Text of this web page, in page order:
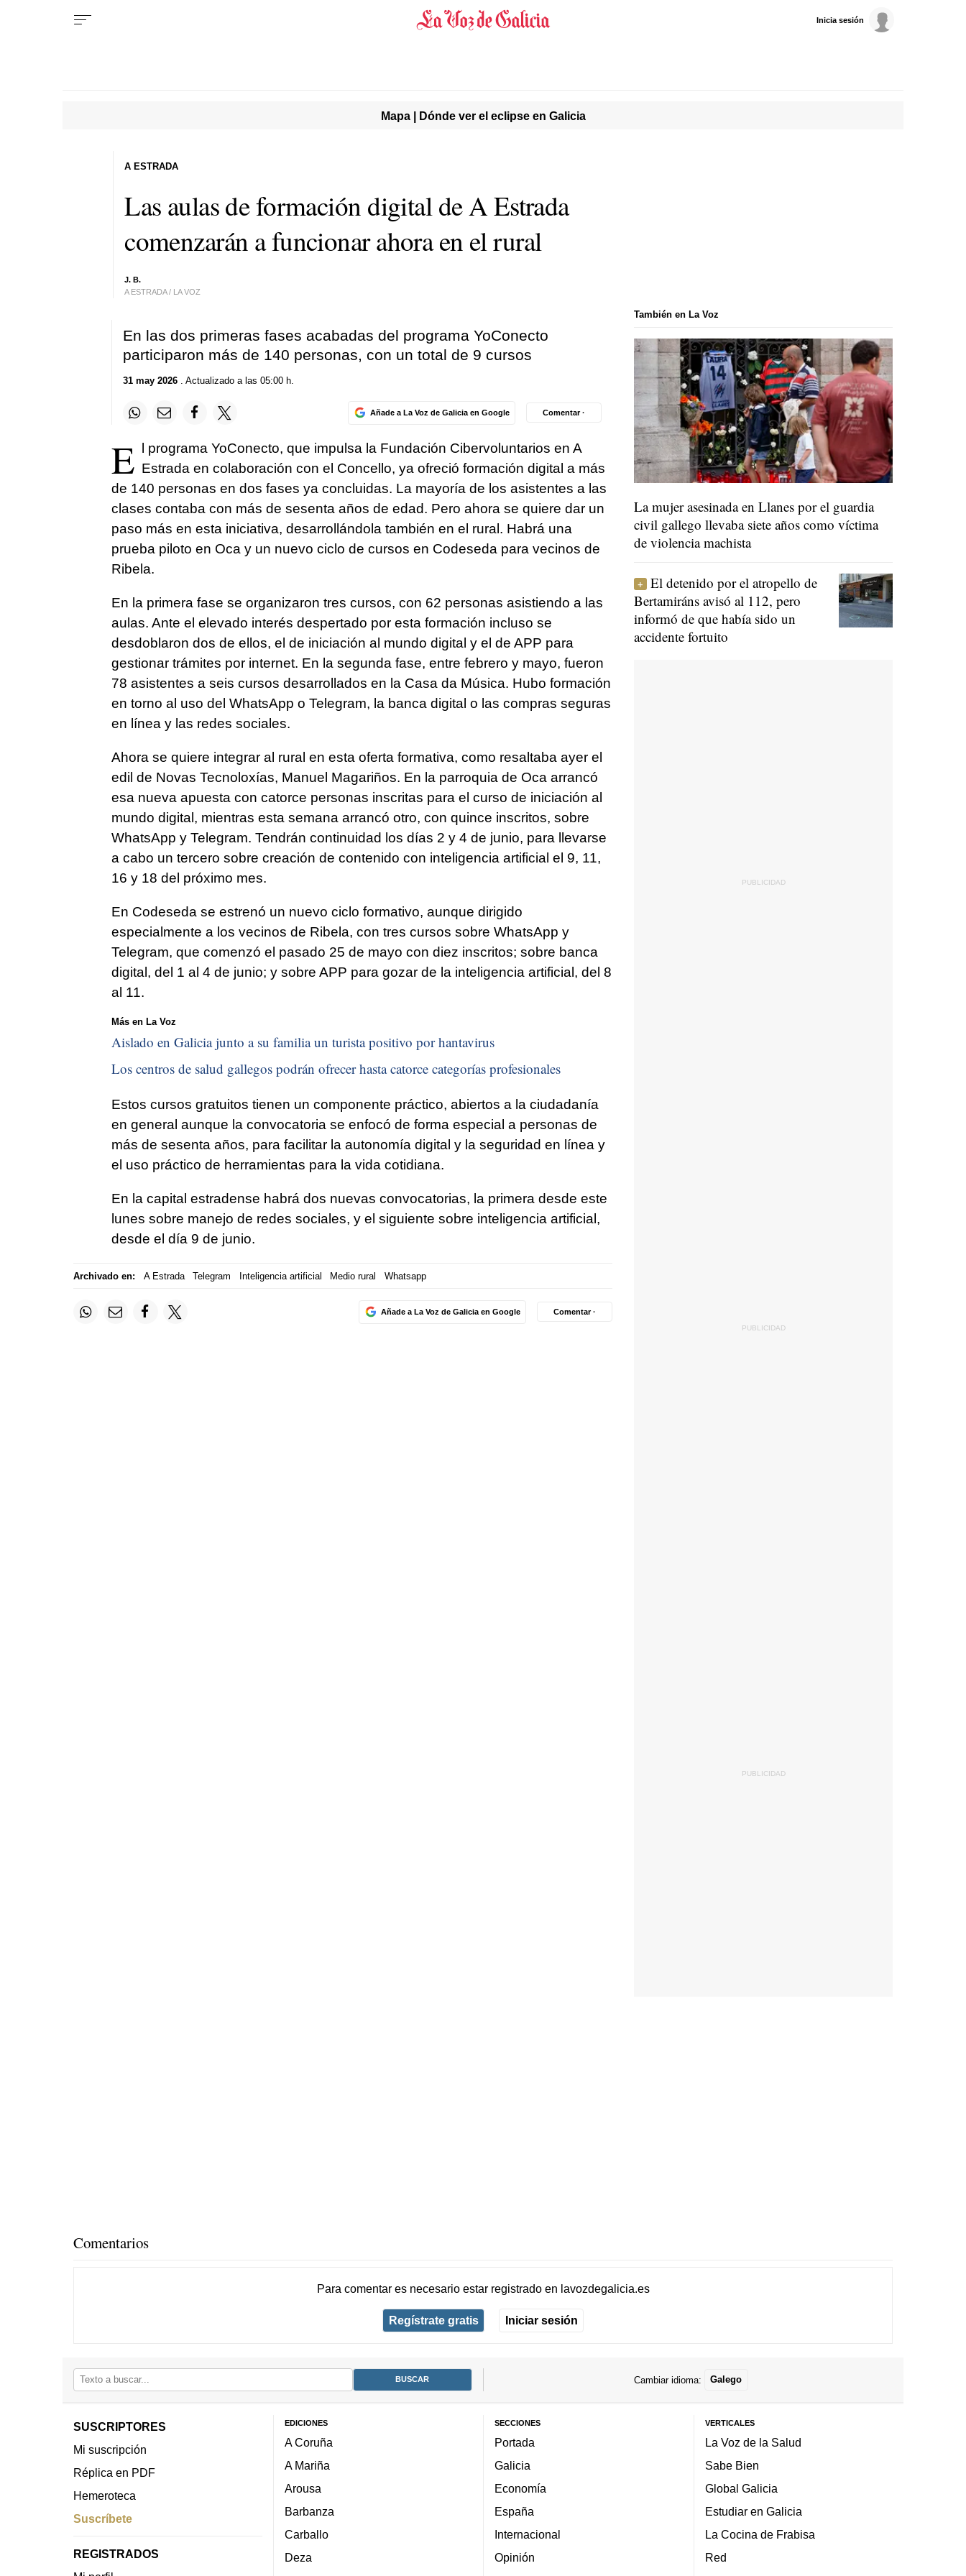
Inicia sesión
Mapa | Dónde ver el eclipse en Galicia
Las aulas de formación digital de A Estrada
comenzarán a funcionar ahora en el rural
J. B.
A ESTRADA / LA VOZ
A ESTRADA
En las dos primeras fases acabadas del programa YoConecto
participaron más de 140 personas, con un total de 9 cursos
31 may 2026. Actualizado a las 05:00 h.
Añade a La Voz de Galicia en Google Comentar ·
E
l programa YoConecto, que impulsa la Fundación Cibervoluntarios en A
Estrada en colaboración con el Concello, ya ofreció formación digital a más
de 140 personas en dos fases ya concluidas. La mayoría de los asistentes a las
clases contaba con más de sesenta años de edad. Pero ahora se quiere dar un
paso más en esta iniciativa, desarrollándola también en el rural. Habrá una
prueba piloto en Oca y un nuevo ciclo de cursos en Codeseda para vecinos de
Ribela.
En la primera fase se organizaron tres cursos, con 62 personas asistiendo a las
aulas. Ante el elevado interés despertado por esta formación incluso se
desdoblaron dos de ellos, el de iniciación al mundo digital y el de APP para
gestionar trámites por internet. En la segunda fase, entre febrero y mayo, fueron
78 asistentes a seis cursos desarrollados en la Casa da Música. Hubo formación
en torno al uso del WhatsApp o Telegram, la banca digital o las compras seguras
en línea y las redes sociales.
Ahora se quiere integrar al rural en esta oferta formativa, como resaltaba ayer el
edil de Novas Tecnoloxías, Manuel Magariños. En la parroquia de Oca arrancó
esa nueva apuesta con catorce personas inscritas para el curso de iniciación al
mundo digital, mientras esta semana arrancó otro, con quince inscritos, sobre
WhatsApp y Telegram. Tendrán continuidad los días 2 y 4 de junio, para llevarse
a cabo un tercero sobre creación de contenido con inteligencia artificial el 9, 11,
16 y 18 del próximo mes.
En Codeseda se estrenó un nuevo ciclo formativo, aunque dirigido
especialmente a los vecinos de Ribela, con tres cursos sobre WhatsApp y
Telegram, que comenzó el pasado 25 de mayo con diez inscritos; sobre banca
digital, del 1 al 4 de junio; y sobre APP para gozar de la inteligencia artificial, del 8
al 11.
Más en La Voz
Aislado en Galicia junto a su familia un turista positivo por hantavirus
Los centros de salud gallegos podrán ofrecer hasta catorce categorías profesionales
Estos cursos gratuitos tienen un componente práctico, abiertos a la ciudadanía
en general aunque la convocatoria se enfocó de forma especial a personas de
más de sesenta años, para facilitar la autonomía digital y la seguridad en línea y
el uso práctico de herramientas para la vida cotidiana.
En la capital estradense habrá dos nuevas convocatorias, la primera desde este
lunes sobre manejo de redes sociales, y el siguiente sobre inteligencia artificial,
desde el día 9 de junio.
Archivado en: A Estrada Telegram Inteligencia artificial Medio rural Whatsapp
Añade a La Voz de Galicia en Google Comentar ·
También en La Voz
La mujer asesinada en Llanes por el guardia
civil gallego llevaba siete años como víctima
de violencia machista
El detenido por el atropello de
Bertamiráns avisó al 112, pero
informó de que había sido un
accidente fortuito
Comentarios
Para comentar es necesario estar registradoen lavozdegalicia.es
Regístrate gratis Iniciar sesión
Cambiar idioma: Galego
SUSCRIPTORES
Mi suscripción
Réplica en PDF
Hemeroteca
Suscríbete
REGISTRADOS
EDICIONES
A Coruña
A Mariña
Arousa
Barbanza
Carballo
Deza
SECCIONES
Portada
Galicia
Economía
España
Internacional
Opinión
VERTICALES
La Voz de la Salud
Sabe Bien
Global Galicia
Estudiar en Galicia
La Cocina de Frabisa
Red